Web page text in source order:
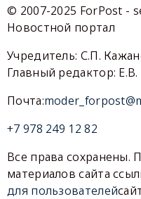
© 2007-2025 ForPost -
Новостной портал
Учредитель: С.П.
Главный редактор:
Почта:
+7 978 249 12 82
Все права сохранены.
материалов сайта
для пользователей